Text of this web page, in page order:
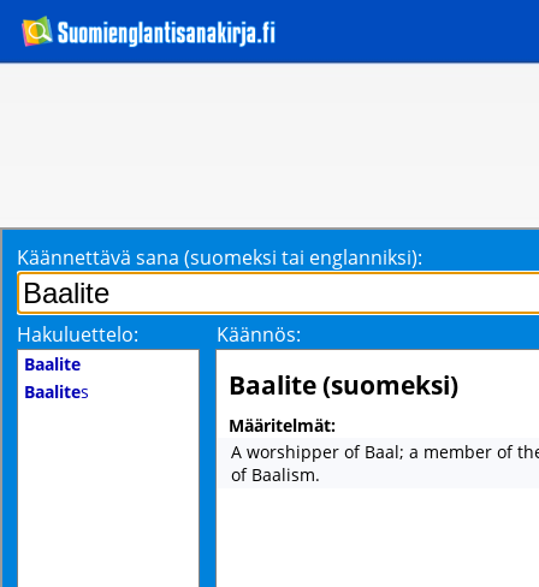
Käännettävä sana (suomeksi tai englanniksi):
Hakuluettelo: Käännös:
Baalite
Baalites Baalite (suomeksi)
Määritelmät:
A worshipper of Baal; a member of
of Baalism.